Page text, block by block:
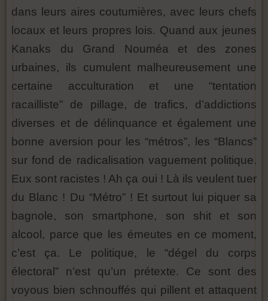
dans leurs aires coutumières, avec leurs chefs
locaux et leurs propres lois. Quand aux jeunes
Kanaks du Grand Nouméa et des zones
urbaines, ils cumulent malheureusement une
certaine acculturation et une “tentation
racailliste” de pillage, de trafics, d’addictions
diverses et de délinquance et également une
bonne aversion pour les “métros”, les “Blancs”
sur fond de radicalisation vaguement politique.
Eux sont racistes ! Ah ça oui ! Là ils veulent tuer
du Blanc ! Du “Métro” ! Et surtout lui piquer sa
bagnole, son smartphone, son shit et son
alcool, parce que les émeutes en ce moment,
c’est ça. Le politique, le “dégel du corps
électoral” n’est qu’un prétexte. Ce sont des
voyous bien schnouffés qui pillent et attaquent